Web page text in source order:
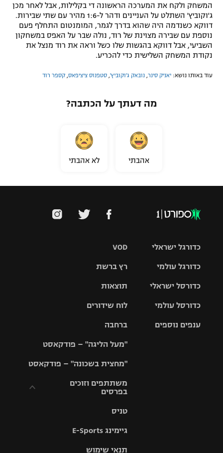
המשחק ולקח את המערכה הראשונה די בקלילות, אבל לאחר מכן
ג'וקוביץ' השתלט על העניינים ודהר ל-1:6 מהיר עם שתי שבירות.
דווקא כשנדמה היה שהוא בדרך לגמר, המומנטום התחלף פעם
נוספת עם שבירה מצוינת של רוד, נולה שבר על האפס במשחקון
השביעי, אבל דווקא בהגשות שלו כשל וראה את רוד מנצל את
נקודת המשחק השלישית כדי להכריע.
עוד באותו נושא: יאניק סינר נובאק ג'וקוביץ' סטפנוס ציציפאס קספר רוד
מה דעתך על הכתבה?
אהבתי לא אהבתי
VOD
רץ ברשת
תוצאות
לוח שידורים
ברחבה
"מעל הליגה" – פודקאסט
"מחצית בשכונה" – פודקאסט
משתתפים וזוכים
בפרסים
וזוכים בפרסים
תקנון עבור פעילות
טניס
גיימינג E-Sports
תנאי שימוש
כדורגל ישראלי
גביע הטוטו
כדורגל עולמי
האלופות
ליגה
כדורסל ישראלי
סל
כדורסל עולמי
ענפים נוספים